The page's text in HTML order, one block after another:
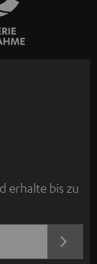
erhalte bis zu
JETZT